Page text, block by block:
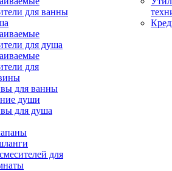
для ванны
для душа
для
для ванны
души
для душа
для